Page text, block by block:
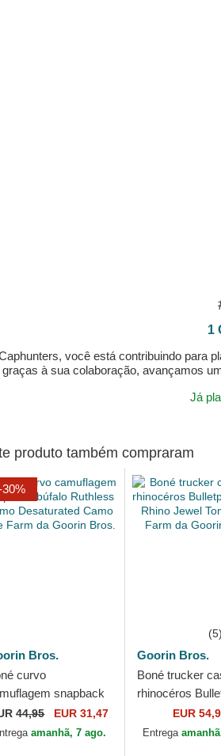
1
você está contribuindo para
à sua colaboração, avançamos
Já
produto também compraram
30%
Bros.
curvo
snapback
Ruthless Camo
Camo The
44,95 EUR 31,47
amanhã, 7 ago.
(5)
Goorin Bros.
Boné trucker
rhinocéros
Iced Rhino
The Farm da
EUR
Entrega